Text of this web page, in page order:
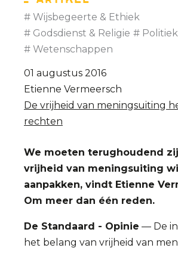
Wijsbegeerte & Ethiek
Godsdienst & Religie
Politiek
Wetenschappen
01 augustus 2016
Etienne Vermeersch
De vrijheid van meningsuiting
rechten
We moeten terughoudend
vrijheid van meningsuiting
aanpakken, vindt Etienne
Om meer dan één reden.
De Standaard - Opinie — De
het belang van vrijheid van